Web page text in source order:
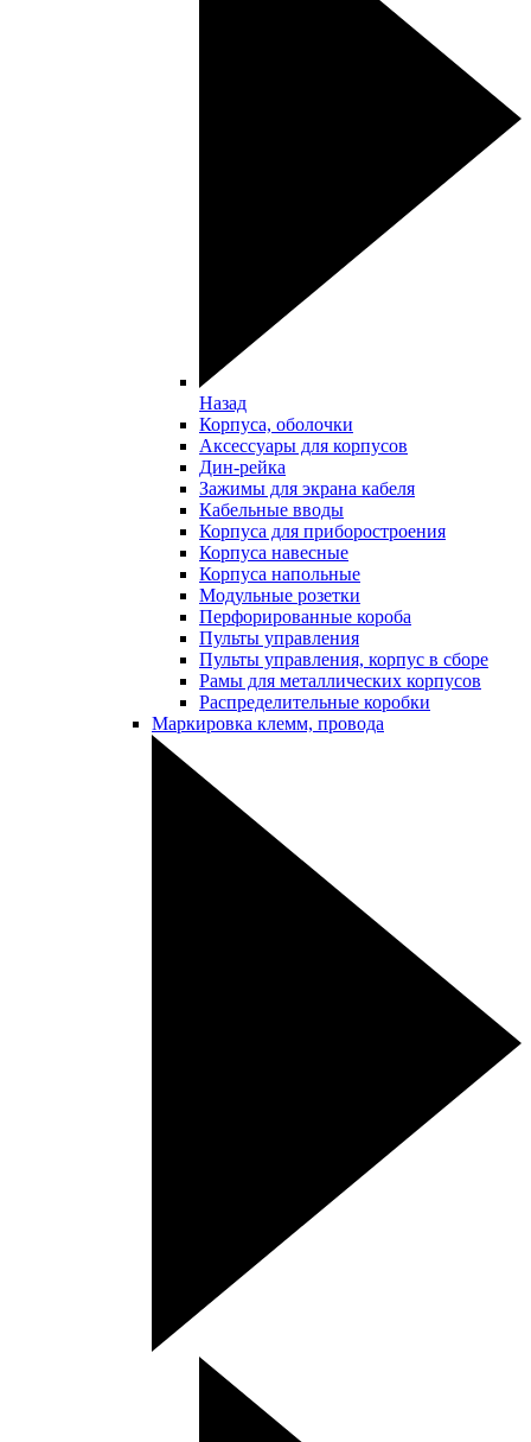
Назад
Корпуса, оболочки
Аксессуары для корпусов
Дин-рейка
Зажимы для экрана кабеля
Кабельные вводы
Корпуса для приборостроения
Корпуса навесные
Корпуса напольные
Модульные розетки
Перфорированные короба
Пульты управления
Пульты управления, корпус в сборе
Рамы для металлических корпусов
Распределительные коробки
Маркировка клемм, провода